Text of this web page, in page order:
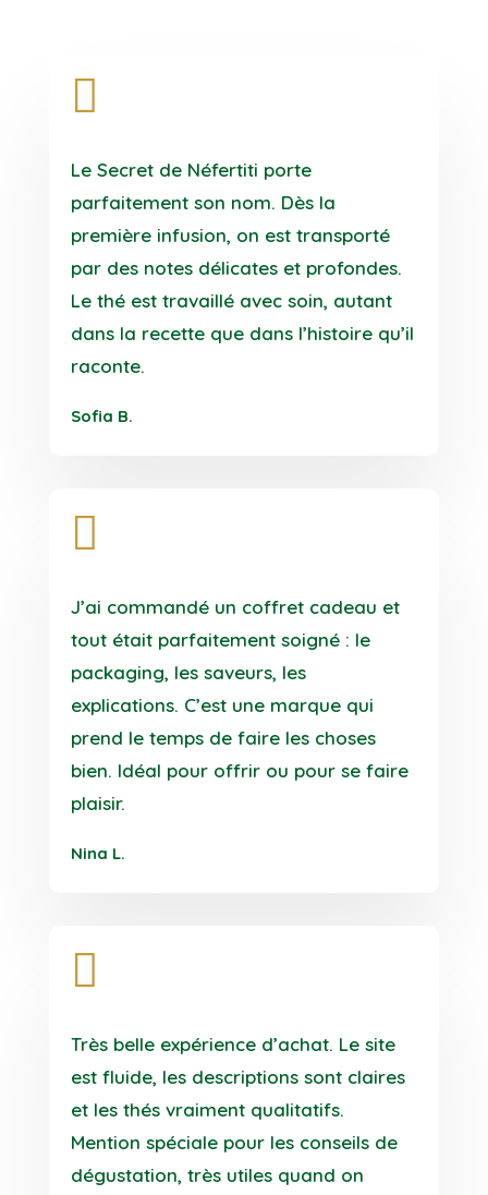

Le Secret de Néfertiti porte
parfaitement son nom. Dès la
première infusion, on est transporté
par des notes délicates et profondes.
Le thé est travaillé avec soin, autant
dans la recette que dans l’histoire qu’il
raconte.
Sofia B.

J’ai commandé un coffret cadeau et
tout était parfaitement soigné : le
packaging, les saveurs, les
explications. C’est une marque qui
prend le temps de faire les choses
bien. Idéal pour offrir ou pour se faire
plaisir.
Nina L.

Très belle expérience d’achat. Le site
est fluide, les descriptions sont claires
et les thés vraiment qualitatifs.
Mention spéciale pour les conseils de
dégustation, très utiles quand on